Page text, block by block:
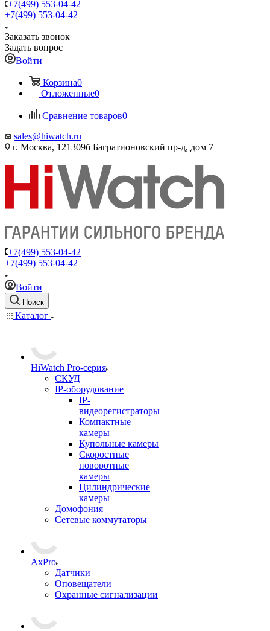
+7(499) 553-04-42
+7(499) 553-04-42
Заказать звонок
Задать вопрос
Войти
Корзина0
Отложенные0
Сравнение товаров0
sales@hiwatch.ru
г. Москва, 121309б Багратионовский пр-д, дом 7
+7(499) 553-04-42
+7(499) 553-04-42
Войти
Поиск
Каталог
HiWatch Pro-серия
CКУД
IP-оборудование
IP-
видеорегистраторы
Компактные
камеры
Купольные камеры
Скоростные
поворотные
камеры
Цилиндрические
камеры
Домофония
Сетевые коммутаторы
AxPro
Датчики
Оповещатели
Охранные сигнализации